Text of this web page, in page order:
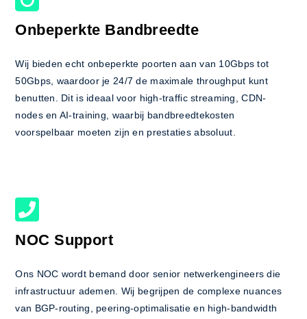
Onbeperkte Bandbreedte
Wij bieden echt onbeperkte poorten aan van 10Gbps tot
50Gbps, waardoor je 24/7 de maximale throughput kunt
benutten. Dit is ideaal voor high-traffic streaming, CDN-
nodes en AI-training, waarbij bandbreedtekosten
voorspelbaar moeten zijn en prestaties absoluut.
NOC Support
Ons NOC wordt bemand door senior netwerkengineers die
infrastructuur ademen. Wij begrijpen de complexe nuances
van BGP-routing, peering-optimalisatie en high-bandwidth